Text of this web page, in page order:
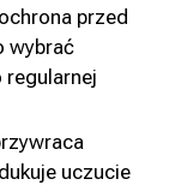
przed
wybrać
regularnej
uczucie